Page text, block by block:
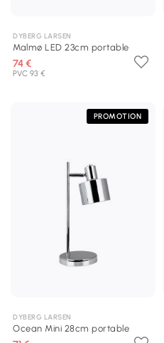
DYBERG LARSEN
Malmø LED 23cm portable
74 €
PVC 93 €
PROMOTION
DYBERG LARSEN
Ocean Mini 28cm portable